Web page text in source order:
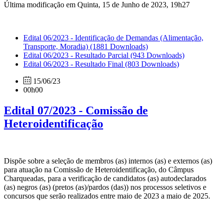
Última modificação em Quinta, 15 de Junho de 2023, 19h27
Edital 06/2023 - Identificação de Demandas (Alimentação,
Transporte, Moradia) (1881 Downloads)
Edital 06/2023 - Resultado Parcial (943 Downloads)
Edital 06/2023 - Resultado Final (803 Downloads)
15/06/23
00h00
Edital 07/2023 - Comissão de
Heteroidentificação
Dispõe sobre a seleção de membros (as) internos (as) e externos (as)
para atuação na Comissão de Heteroidentificação, do Câmpus
Charqueadas, para a verificação de candidatos (as) autodeclarados
(as) negros (as) (pretos (as)/pardos (das)) nos processos seletivos e
concursos que serão realizados entre maio de 2023 a maio de 2025.